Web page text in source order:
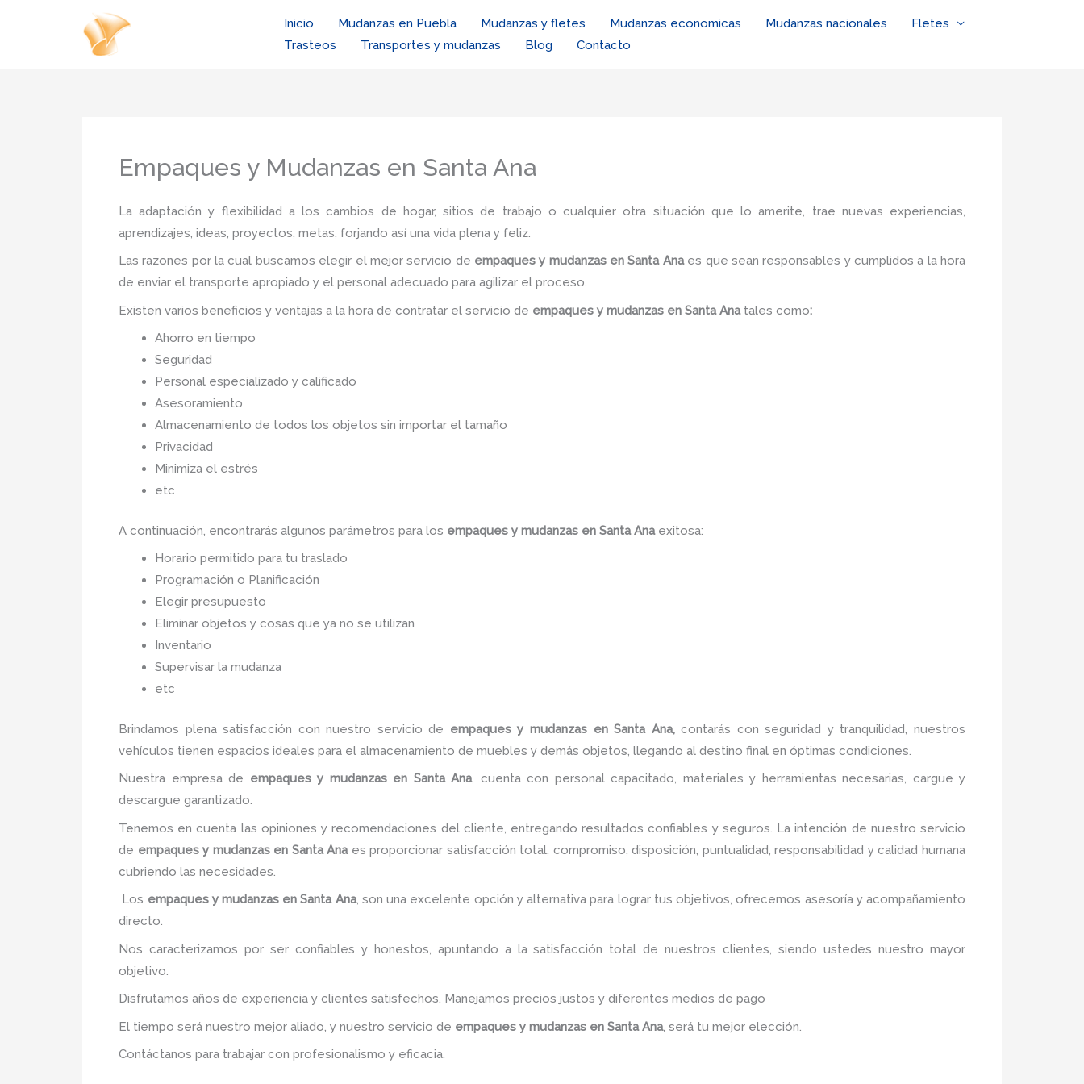
Inicio Mudanzas en Puebla Mudanzas y fletes Mudanzas economicas Mudanzas nacionales
Fletes
Trasteos
Transportes y mudanzas Blog Contacto
Empaques y Mudanzas en Santa Ana
La adaptación y flexibilidad a los cambios de hogar, sitios de trabajo o cualquier otra situación que lo amerite, trae nuevas experiencias,
aprendizajes, ideas, proyectos, metas, forjando así una vida plena y feliz.
Las razones por la cual buscamos elegir el mejor servicio de empaques y mudanzas en Santa Ana es que sean responsables y cumplidos a la hora
de enviar el transporte apropiado y el personal adecuado para agilizar el proceso.
Existen varios beneficios y ventajas a la hora de contratar el servicio de empaques y mudanzas en Santa Ana tales como:
Ahorro en tiempo
Seguridad
Personal especializado y calificado
Asesoramiento
Almacenamiento de todos los objetos sin importar el tamaño
Privacidad
Minimiza el estrés
etc
A continuación, encontrarás algunos parámetros para los empaques y mudanzas en Santa Ana exitosa:
Horario permitido para tu traslado
Programación o Planificación
Elegir presupuesto
Eliminar objetos y cosas que ya no se utilizan
Inventario
Supervisar la mudanza
etc
Brindamos plena satisfacción con nuestro servicio de empaques y mudanzas en Santa Ana,contarás con seguridad y tranquilidad, nuestros
vehículos tienen espacios ideales para el almacenamiento de muebles y demás objetos, llegando al destino final en óptimas condiciones.
Nuestra empresa de empaques y mudanzas en Santa Ana, cuenta con personal capacitado, materiales y herramientas necesarias, cargue y
descargue garantizado.
Tenemos en cuenta las opiniones y recomendaciones del cliente, entregando resultados confiables y seguros. La intención de nuestro servicio
de empaques y mudanzas en Santa Anaes proporcionar satisfacción total, compromiso, disposición, puntualidad, responsabilidad y calidad humana
cubriendo las necesidades.
Los empaques y mudanzas en Santa Ana, son una excelente opción y alternativa para lograr tus objetivos, ofrecemos asesoría y acompañamiento
directo.
Nos caracterizamos por ser confiables y honestos, apuntando a la satisfacción total de nuestros clientes, siendo ustedes nuestro mayor
objetivo.
Disfrutamos años de experiencia y clientes satisfechos. Manejamos precios justos y diferentes medios de pago
El tiempo será nuestro mejor aliado, y nuestro servicio de empaques y mudanzas en Santa Ana, será tu mejor elección.
Contáctanos para trabajar con profesionalismo y eficacia.